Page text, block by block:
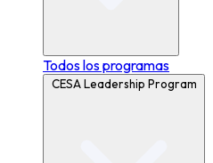
Todos los programas
CESA Leadership Program